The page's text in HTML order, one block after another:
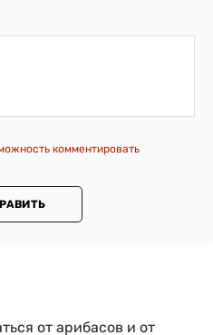
комментировать
от арибасов и от